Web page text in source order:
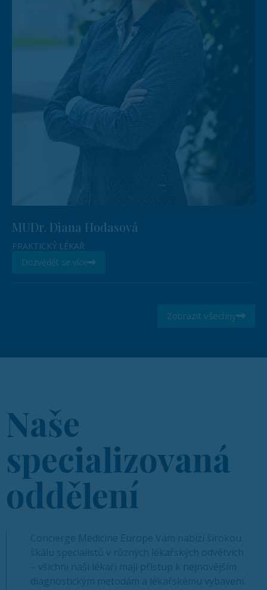
MUDr. Diana Hodasová
PRAKTICKÝ LÉKAŘ
Dozvědět se více
Zobrazit všechny
Naše
specializovaná
oddělení